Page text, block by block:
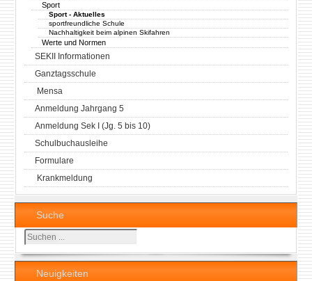
Sport
Sport - Aktuelles
sportfreundliche Schule
Nachhaltigkeit beim alpinen Skifahren
Werte und Normen
SEKII Informationen
Ganztagsschule
Mensa
Anmeldung Jahrgang 5
Anmeldung Sek I (Jg. 5 bis 10)
Schulbuchausleihe
Formulare
Krankmeldung
Suche
Suchen
...
Neuigkeiten